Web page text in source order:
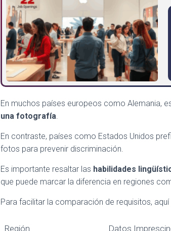
En muchos países europeos como Alemania,
una fotografía.
En contraste, países como Estados Unidos
fotos para prevenir discriminación.
Es importante resaltar las habilidades
que puede marcar la diferencia en regiones
Para facilitar la comparación de requisitos,
Región Datos